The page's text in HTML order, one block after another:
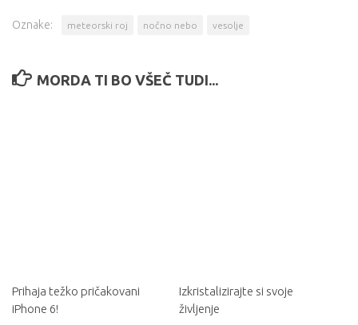
Oznake: meteorski roj nočno nebo vesolje
MORDA TI BO VŠEČ TUDI...
Prihaja težko pričakovani
iPhone 6!
Izkristalizirajte si svoje
življenje